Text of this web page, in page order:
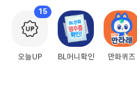
15
오늘UP BL머니확인 만화퀴즈